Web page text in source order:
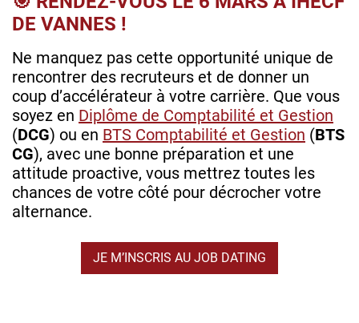
DE VANNES !
Ne manquez pas cette opportunité unique de
rencontrer des recruteurs et de donner un
coup d’accélérateur à votre carrière. Que vous
soyez en Diplôme de Comptabilité et Gestion
(DCG) ou en BTS Comptabilité et Gestion (BTS
CG), avec une bonne préparation et une
attitude proactive, vous mettrez toutes les
chances de votre côté pour décrocher votre
alternance.
JE M’INSCRIS AU JOB DATING